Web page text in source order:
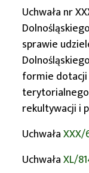
Uchwała nr
sprawie
formie
rekultywacji i
Uchwała
UchwałaXL/